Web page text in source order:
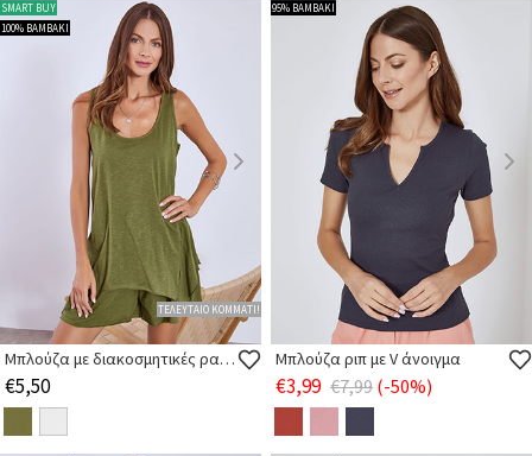
SMART BUY
100% ΒΑΜΒΑΚΙ
ΤΕΛΕΥΤΑΙΟ ΚΟΜΜΑΤΙ!
Μπλούζα με διακοσμητικές ραφές
€5,50
95% ΒΑΜΒΑΚΙ
Μπλούζα ριπ με V άνοιγμα
€3,99 €7,99 (-50%)